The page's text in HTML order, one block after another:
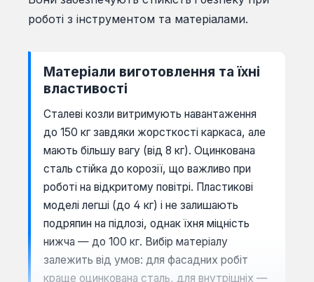
роботі з інструментом та матеріалами.
Матеріали виготовлення та їхні
властивості
Сталеві козли витримують навантаження
до 150 кг завдяки жорсткості каркаса, але
мають більшу вагу (від 8 кг). Оцинкована
сталь стійка до корозії, що важливо при
роботі на відкритому повітрі. Пластикові
моделі легші (до 4 кг) і не залишають
подряпин на підлозі, однак їхня міцність
нижча — до 100 кг. Вибір матеріалу
залежить від умов: для фасадних робіт
краще оцинкована сталь, для внутрішніх —